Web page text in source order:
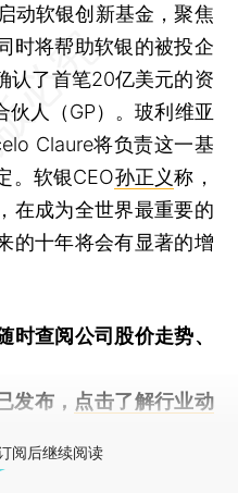
软银创新基金，聚焦
时将帮助软银的被投企
认了首笔20亿美元的资
伙人（GP）。玻利维亚
Claure将负责这一基
。软银CEO孙正义称，
在成为全世界最重要的
的十年将会有显著的增
时查阅公司股价走势、
发布， 点击了解行业动
阅后继续阅读